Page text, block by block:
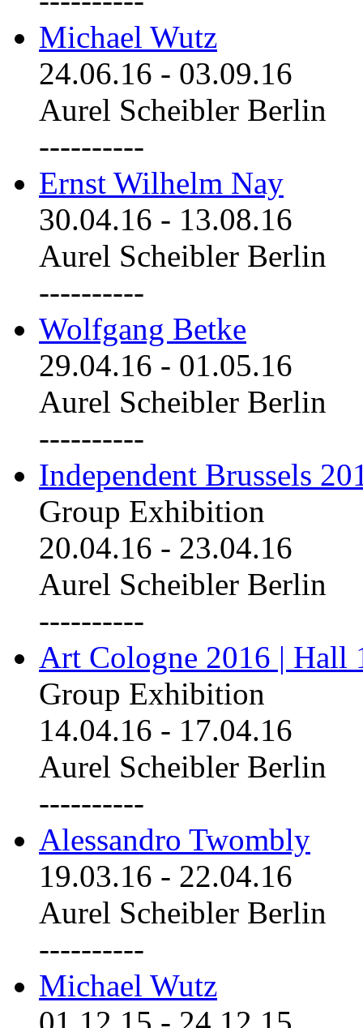
Michael Wutz
24.06.16 - 03.09.16
Aurel Scheibler Berlin
----------
Ernst Wilhelm Nay
30.04.16 - 13.08.16
Aurel Scheibler Berlin
----------
Wolfgang Betke
29.04.16 - 01.05.16
Aurel Scheibler Berlin
----------
Independent Brussels
Group Exhibition
20.04.16 - 23.04.16
Aurel Scheibler Berlin
----------
Art Cologne 2016 | Hall
Group Exhibition
14.04.16 - 17.04.16
Aurel Scheibler Berlin
----------
Alessandro Twombly
19.03.16 - 22.04.16
Aurel Scheibler Berlin
----------
Michael Wutz